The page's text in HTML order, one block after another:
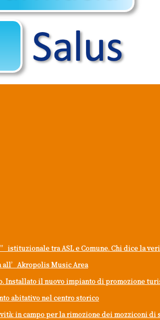
tra ASL e Comune. Chi dice la
all’Akropolis Music Area
Installato il nuovo impianto di promozione
abitativo nel centro storico
in campo per la rimozione dei mozziconi di